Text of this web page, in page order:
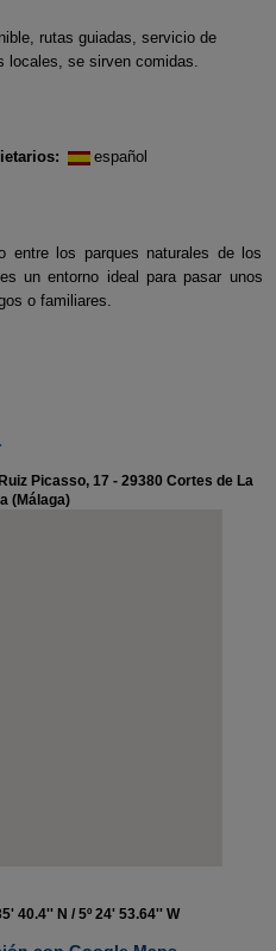
rutas guiadas, servicio de
locales, se sirven comidas.
español
entre los parques naturales de los
un entorno ideal para pasar unos
o familiares.
Picasso, 17 - 29380 Cortes de La
(Málaga)
40.4'' N / 5º 24' 53.64'' W